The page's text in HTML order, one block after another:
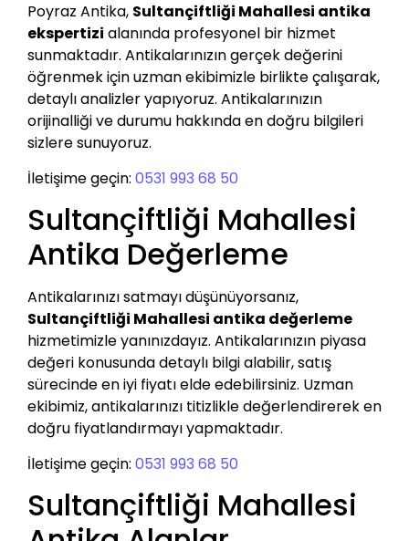
Poyraz Antika, Sultançiftliği Mahallesi antika
ekspertizi alanında profesyonel bir hizmet
sunmaktadır. Antikalarınızın gerçek değerini
öğrenmek için uzman ekibimizle birlikte çalışarak,
detaylı analizler yapıyoruz. Antikalarınızın
orijinalliği ve durumu hakkında en doğru bilgileri
sizlere sunuyoruz.
İletişime geçin: 0531 993 68 50
Sultançiftliği Mahallesi
Antika Değerleme
Antikalarınızı satmayı düşünüyorsanız,
Sultançiftliği Mahallesi antika değerleme
hizmetimizle yanınızdayız. Antikalarınızın piyasa
değeri konusunda detaylı bilgi alabilir, satış
sürecinde en iyi fiyatı elde edebilirsiniz. Uzman
ekibimiz, antikalarınızı titizlikle değerlendirerek en
doğru fiyatlandırmayı yapmaktadır.
İletişime geçin: 0531 993 68 50
Sultançiftliği Mahallesi